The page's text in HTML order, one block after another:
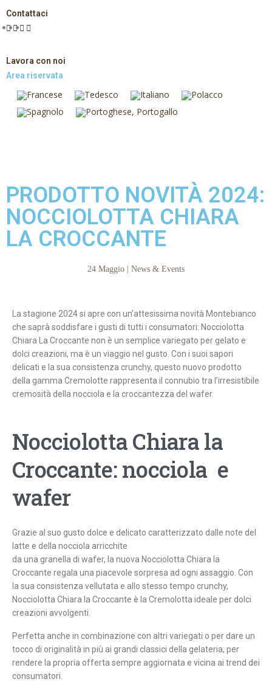
Contattaci
Lavora con noi
Area riservata
PRODOTTO NOVITÀ 2024:
NOCCIOLOTTA CHIARA
LA CROCCANTE
24 Maggio | News & Events
La stagione 2024 si apre con un’attesissima novità Montebianco
che saprà soddisfare i gusti di tutti i consumatori: Nocciolotta
Chiara La Croccante non è un semplice variegato per gelato e
dolci creazioni, ma è un viaggio nel gusto. Con i suoi sapori
delicati e la sua consistenza crunchy, questo nuovo prodotto
della gamma Cremolotte rappresenta il connubio tra l’irresistibile
cremosità della nocciola e la croccantezza del wafer.
Nocciolotta Chiara la
Croccante: nocciola e
wafer
Grazie al suo gusto dolce e delicato caratterizzato dalle note del
latte e della nocciola arricchite
da una granella di wafer, la nuova Nocciolotta Chiara la
Croccante regala una piacevole sorpresa ad ogni assaggio. Con
la sua consistenza vellutata e allo stesso tempo crunchy,
Nocciolotta Chiara la Croccante è la Cremolotta ideale per dolci
creazioni avvolgenti.
Perfetta anche in combinazione con altri variegati o per dare un
tocco di originalità in più ai grandi classici della gelateria, per
rendere la propria offerta sempre aggiornata e vicina ai trend dei
consumatori.